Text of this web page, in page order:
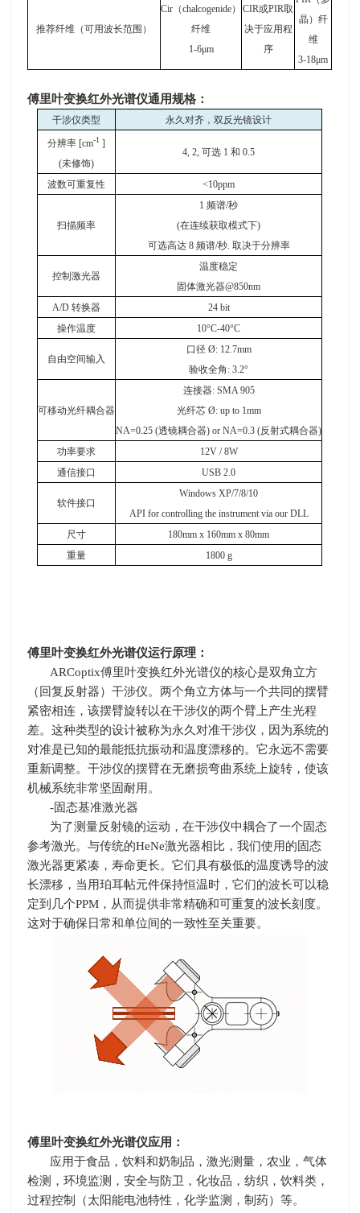
推荐纤维（可用波长范围）
Cir （chalcogenide）
纤维
1-6μm
CIR或PIR取
决于应用程
序
晶）纤
维
3-18μm
傅里叶变换红外光谱仪通用规格：
干涉仪类型 永久对齐，双反光镜设计
分辨率 [cm-1]
(未修饰)
4, 2,可选 1 和 0.5
波数可重复性 <10ppm
扫描频率
1频谱/秒
(在连续获取模式下)
可选高达 8 频谱/秒. 取决于分辨率
控制激光器
温度稳定
固体激光器@850nm
A/D转换器
24 bit
操作温度
10°C-40°C
自由空间输入
口径 Ø: 12.7mm
验收全角: 3.2°
可移动光纤耦合器
连接器: SMA 905
光纤芯 Ø: up to 1mm
NA=0.25 (透镜耦合器) or NA=0.3 (反射式耦合器)
功率要求
12V / 8W
通信接口
USB 2.0
软件接口
Windows XP/7/8/10
API for controlling the instrument via our DLL
尺寸
180mm x 160mm x 80mm
重量
1800 g
傅里叶变换红外光谱仪运行原理：
ARCoptix傅里叶变换红外光谱仪的核心是双角立方
（回复反射器）干涉仪。两个角立方体与一个共同的摆臂
紧密相连，该摆臂旋转以在干涉仪的两个臂上产生光程
差。这种类型的设计被称为永久对准干涉仪，因为系统的
对准是已知的最能抵抗振动和温度漂移的。它永远不需要
重新调整。干涉仪的摆臂在无磨损弯曲系统上旋转，使该
机械系统非常坚固耐用。
-固态基准激光器
为了测量反射镜的运动，在干涉仪中耦合了一个固态
参考激光。与传统的HeNe激光器相比，我们使用的固态
激光器更紧凑，寿命更长。它们具有极低的温度诱导的波
长漂移，当用珀耳帖元件保持恒温时，它们的波长可以稳
定到几个PPM ，从而提供非常精确和可重复的波长刻度。
这对于确保日常和单位间的一致性至关重要。
傅里叶变换红外光谱仪应用：
应用于食品，饮料和奶制品，激光测量，农业，气体
检测，环境监测，安全与防卫，化妆品，纺织，饮料类，
过程控制（太阳能电池特性，化学监测，制药）等。